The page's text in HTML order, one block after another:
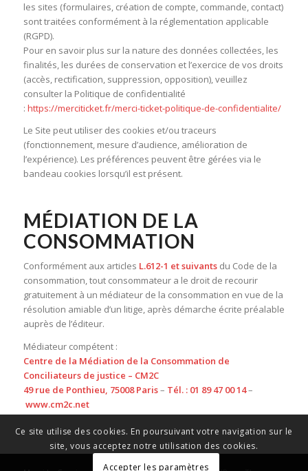
les sites (formulaires, création de compte, commande, contact)
sont traitées conformément à la réglementation applicable
(RGPD).
Pour en savoir plus sur la nature des données collectées, les
finalités, les durées de conservation et l’exercice de vos droits
(accès, rectification, suppression, opposition), veuillez
consulter la Politique de confidentialité
: https://merciticket.fr/merci-ticket-politique-de-confidentialite/
Le Site peut utiliser des cookies et/ou traceurs
(fonctionnement, mesure d’audience, amélioration de
l’expérience). Les préférences peuvent être gérées via le
bandeau cookies lorsqu’il est présent.
MÉDIATION DE LA
CONSOMMATION
Conformément aux articles L.612-1 et suivantsdu Code de la
consommation, tout consommateur a le droit de recourir
gratuitement à un médiateur de la consommation en vue de la
résolution amiable d’un litige, après démarche écrite préalable
auprès de l’éditeur.
Médiateur compétent :
Centre de la Médiation de la Consommation de
Conciliateurs de justice – CM2C
49 rue de Ponthieu, 75008 Paris– Tél. : 01 89 47 00 14–
www.cm2c.net
Ce site utilise des cookies. En poursuivant votre navigation sur le
site, vous acceptez notre utilisation des cookies.
Accepter les paramètres